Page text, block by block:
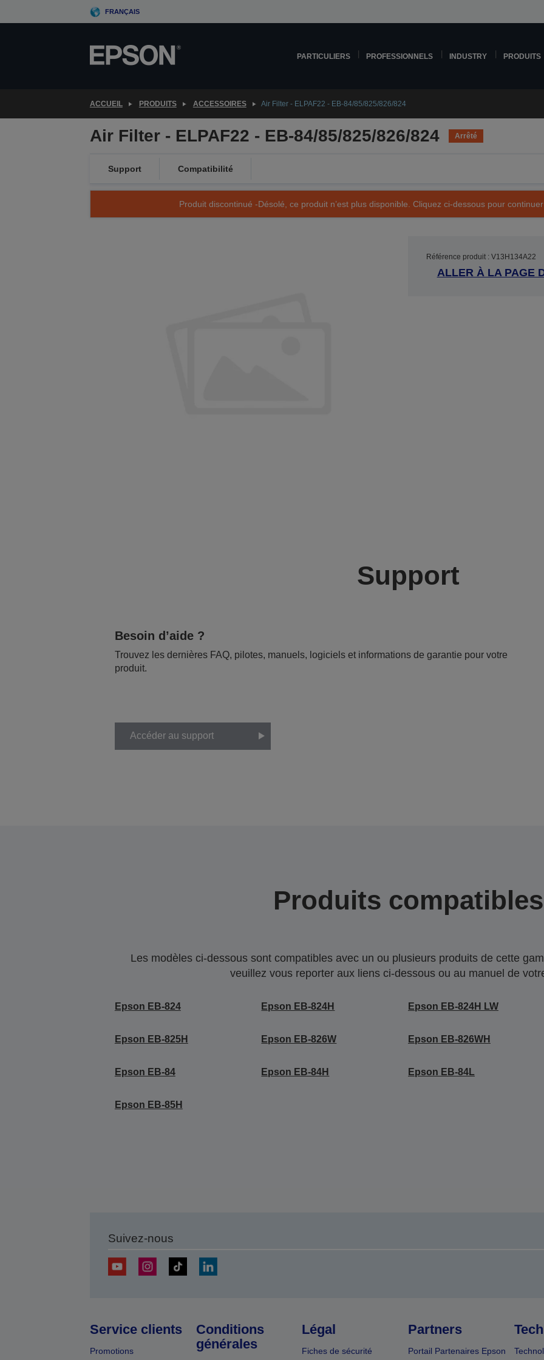
to
FRANÇAIS
PARTICULIERS PROFESSIONNELS INDUSTRY PRODUITS
ACCUEIL PRODUITS ACCESSOIRES Air Filter - ELPAF22 - EB-84/85/825/826/824
Air Filter - ELPAF22 - EB-84/85/825/826/824 Arrêté
Support Compatibilité
Produit discontinué -Désolé, ce produit n’est plus disponible. Cliquez ci-dessous pour
Référence produit : V13H134A22
ALLER À LA PAGE
Support
Besoin d’aide ?
Trouvez les dernières FAQ, pilotes, manuels, logiciels et informations de garantie pour votre
produit.
Accéder au support
Produits compatibles
Les modèles ci-dessous sont compatibles avec un ou plusieurs produits de cette
veuillez vous reporter aux liens ci-dessous ou au manuel de
Epson EB-824 Epson EB-824H Epson EB-824H LW
Epson EB-825H Epson EB-826W Epson EB-826WH
Epson EB-84 Epson EB-84H Epson EB-84L
Epson EB-85H
Suivez-nous
Service clients
Promotions
Conditions
générales
Légal
Fiches de sécurité
Partners
Portail Partenaires Epson